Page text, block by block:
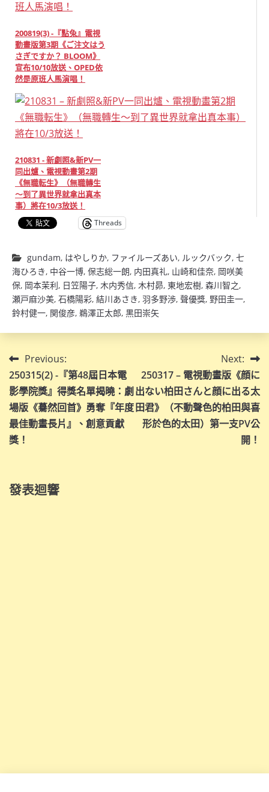
200819(3) -『點兔』電視
動畫版第3期《ご注文はう
さぎですか？ BLOOM》
宣布10/10放送、OPED依
然是原班人馬演唱！
210831 - 新劇照&新PV一
同出爐、電視動畫第2期
《無職転生》（無職轉生
～到了異世界就拿出真本
事）將在10/3放送！
Threads
gundam, はやしりか, ファイルーズあい, ルックバック, 七
海ひろき, 中谷一博, 保志総一朗, 内田真礼, 山崎和佳奈, 岡咲美
保, 岡本茉利, 日笠陽子, 木内秀信, 木村昴, 東地宏樹, 森川智之,
瀬戸麻沙美, 石橋陽彩, 結川あさき, 羽多野渉, 聲優獎, 野田圭一,
鈴村健一, 関俊彦, 鵜澤正太郎, 黒田崇矢
文
章
導
覽
Previous:
250315(2) -『第48屆日本電
影學院獎』得獎名單揭曉：劇
場版《驀然回首》勇奪『年度
最佳動畫長片』、創意貢獻
獎！
Next:
250317 – 電視動畫版《顔に
出ない柏田さんと顔に出る太
田君》（不動聲色的柏田與喜
形於色的太田）第一支PV公
開！
發表迴響